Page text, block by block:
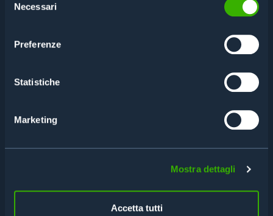
delNecessari
Preferenze
Statistiche
Marketing
Mostra dettagli
Accetta tutti